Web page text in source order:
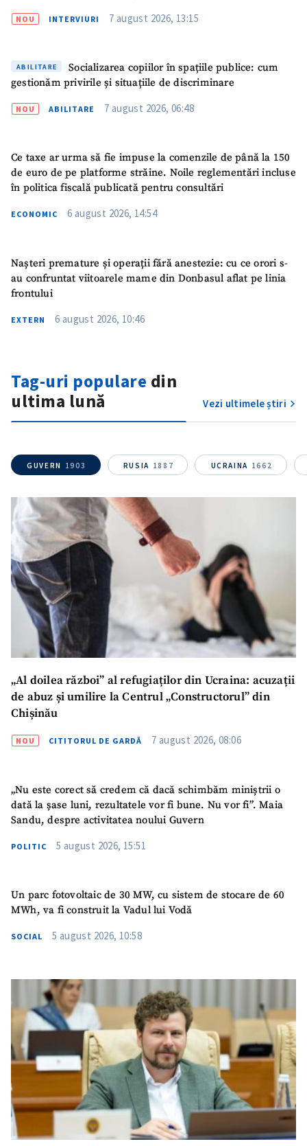
SUSȚINE
NOU INTERVIURI 7 august 2026, 13:15
ABILITARE
Socializarea copiilor în spațiile publice: cum
gestionăm privirile și situațiile de discriminare
NOU ABILITARE 7 august 2026, 06:48
Ce taxe ar urma să fie impuse la comenzile de până la 150
de euro de pe platforme străine. Noile reglementări incluse
în politica fiscală publicată pentru consultări
ECONOMIC 6 august 2026, 14:54
Nașteri premature și operații fără anestezie: cu ce orori s-
au confruntat viitoarele mame din Donbasul aflat pe linia
frontului
EXTERN 6 august 2026, 10:46
Tag-uri populare din
ultima lună
Vezi ultimele știri
GUVERN 1903 RUSIA 1887 UCRAINA 1662
„Al doilea război” al refugiaților din Ucraina: acuzații
de abuz și umilire la Centrul „Constructorul” din
Chișinău
NOU CITITORUL DE GARDĂ 7 august 2026, 08:06
„Nu este corect să credem că dacă schimbăm miniștrii o
dată la șase luni, rezultatele vor fi bune. Nu vor fi”. Maia
Sandu, despre activitatea noului Guvern
POLITIC 5 august 2026, 15:51
Un parc fotovoltaic de 30 MW, cu sistem de stocare de 60
MWh, va fi construit la Vadul lui Vodă
SOCIAL 5 august 2026, 10:58
Mesajul știrei
+ Mesajul știrei
Sursă anonimă
Nume+ Numele meu
Email+ Emailul meu
Telefon
+ Telefon personal
Am citit și sunt de
acord cu politica de
confidențialitate.